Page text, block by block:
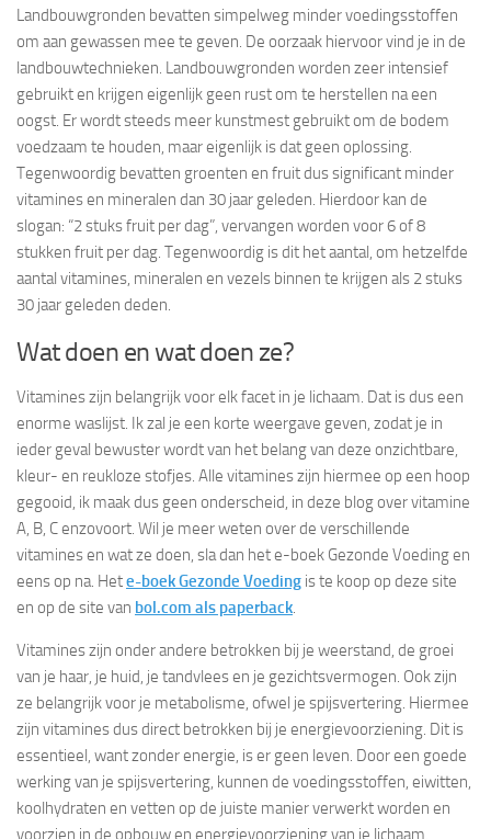
Landbouwgronden bevatten simpelweg minder voedingsstoffen
om aan gewassen mee te geven. De oorzaak hiervoor vind je in de
landbouwtechnieken. Landbouwgronden worden zeer intensief
gebruikt en krijgen eigenlijk geen rust om te herstellen na een
oogst. Er wordt steeds meer kunstmest gebruikt om de bodem
voedzaam te houden, maar eigenlijk is dat geen oplossing.
Tegenwoordig bevatten groenten en fruit dus significant minder
vitamines en mineralen dan 30 jaar geleden. Hierdoor kan de
slogan: “2 stuks fruit per dag”, vervangen worden voor 6 of 8
stukken fruit per dag. Tegenwoordig is dit het aantal, om hetzelfde
aantal vitamines, mineralen en vezels binnen te krijgen als 2 stuks
30 jaar geleden deden.
Wat doen en wat doen ze?
Vitamines zijn belangrijk voor elk facet in je lichaam. Dat is dus een
enorme waslijst. Ik zal je een korte weergave geven, zodat je in
ieder geval bewuster wordt van het belang van deze onzichtbare,
kleur- en reukloze stofjes. Alle vitamines zijn hiermee op een hoop
gegooid, ik maak dus geen onderscheid, in deze blog over vitamine
A, B, C enzovoort. Wil je meer weten over de verschillende
vitamines en wat ze doen, sla dan het e-boek Gezonde Voeding en
eens op na. Hete-boek Gezonde Voeding is te koop op deze site
en op de site van bol.com als paperback.
Vitamines zijn onder andere betrokken bij je weerstand, de groei
van je haar, je huid, je tandvlees en je gezichtsvermogen. Ook zijn
ze belangrijk voor je metabolisme, ofwel je spijsvertering. Hiermee
zijn vitamines dus direct betrokken bij je energievoorziening. Dit is
essentieel, want zonder energie, is er geen leven. Door een goede
werking van je spijsvertering, kunnen de voedingsstoffen, eiwitten,
koolhydraten en vetten op de juiste manier verwerkt worden en
voorzien in de opbouw en energievoorziening van je lichaam.